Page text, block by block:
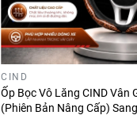
CIND
Ốp Bọc Vô Lăng CIND Vân
(Phiên Bản Nâng Cấp)